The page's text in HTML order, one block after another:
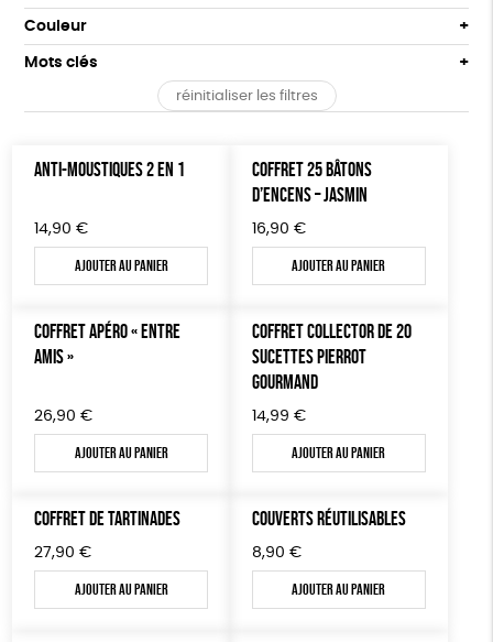
ÉPICERIE
MAISON
DONS
Popularité
Prix : du - cher au + cher
Prix : du + cher au - cher
Tous
0 € - 50 €
Couleur
Blanc Pur
Mots clés
Fabriqué en Europe Fabriqué en France
Fabrication artisanale Oeko-Tex
Fabriqué en Espagne Textile Bio
réinitialiser les filtres
ANTI-MOUSTIQUES 2 EN 1
14,90 €
Ajouter au panier
COFFRET 25 BÂTONS
D’ENCENS – JASMIN
16,90 €
Ajouter au panier
COFFRET APÉRO « ENTRE
AMIS »
26,90 €
Ajouter au panier
COFFRET COLLECTOR DE 20
SUCETTES PIERROT
GOURMAND
14,99 €
Ajouter au panier
COFFRET DE TARTINADES
27,90 €
Ajouter au panier
COUVERTS RÉUTILISABLES
8,90 €
Ajouter au panier